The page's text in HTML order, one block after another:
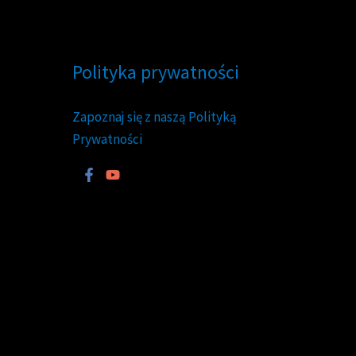
Polityka prywatności
Zapoznaj się z naszą Polityką
Prywatności